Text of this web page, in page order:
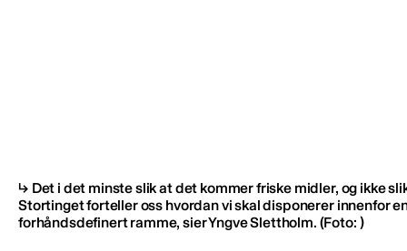
Det i det minste slik at det kommer friske midler, og ikke
Stortinget forteller oss hvordan vi skal disponerer innenfor
forhåndsdefinert ramme, sier Yngve Slettholm. (Foto: )